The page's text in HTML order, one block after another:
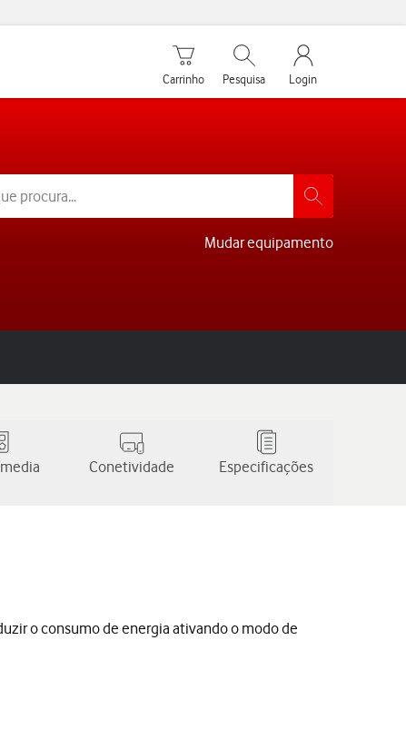
Carrinho de compras
Carrinho
Pesquisar
Pesquisa
My Vodafone
Login
Mudar equipamento
Conetividade Especificações
o consumo de energia ativando o modo de